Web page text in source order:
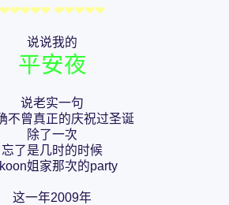
❤❤❤❤❤ ❤❤❤❤❤
说说我的
平安夜
说老实一句
不曾真正的庆祝过圣诞
除了一次
忘了是几时的时候
姐家那次的party
这一年2009年